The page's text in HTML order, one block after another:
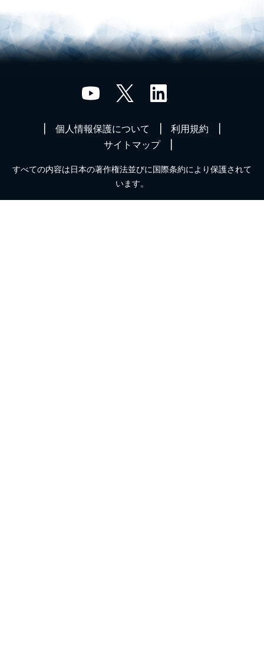
個人情報保護について
利用規約
サイトマップ
すべての内容は日本の著作権法並びに国際条約により保護されて
います。